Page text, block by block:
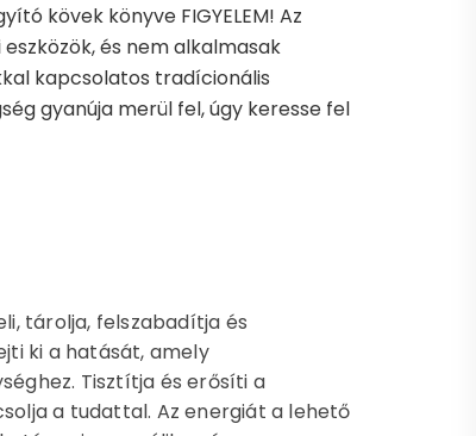
kövek könyve FIGYELEM! Az
és nem alkalmasak
kapcsolatos tradícionális
gyanúja merül fel, úgy keresse fel
tárolja, felszabadítja és
ki a hatását, amely
Tisztítja és erősíti a
a tudattal. Az energiát a lehető